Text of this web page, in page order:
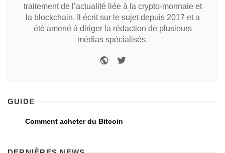
traitement de l’actualité liée à la crypto-monnaie et
la blockchain. Il écrit sur le sujet depuis 2017 et a
été amené à diriger la rédaction de plusieurs
médias spécialisés.
GUIDE
Comment acheter du Bitcoin